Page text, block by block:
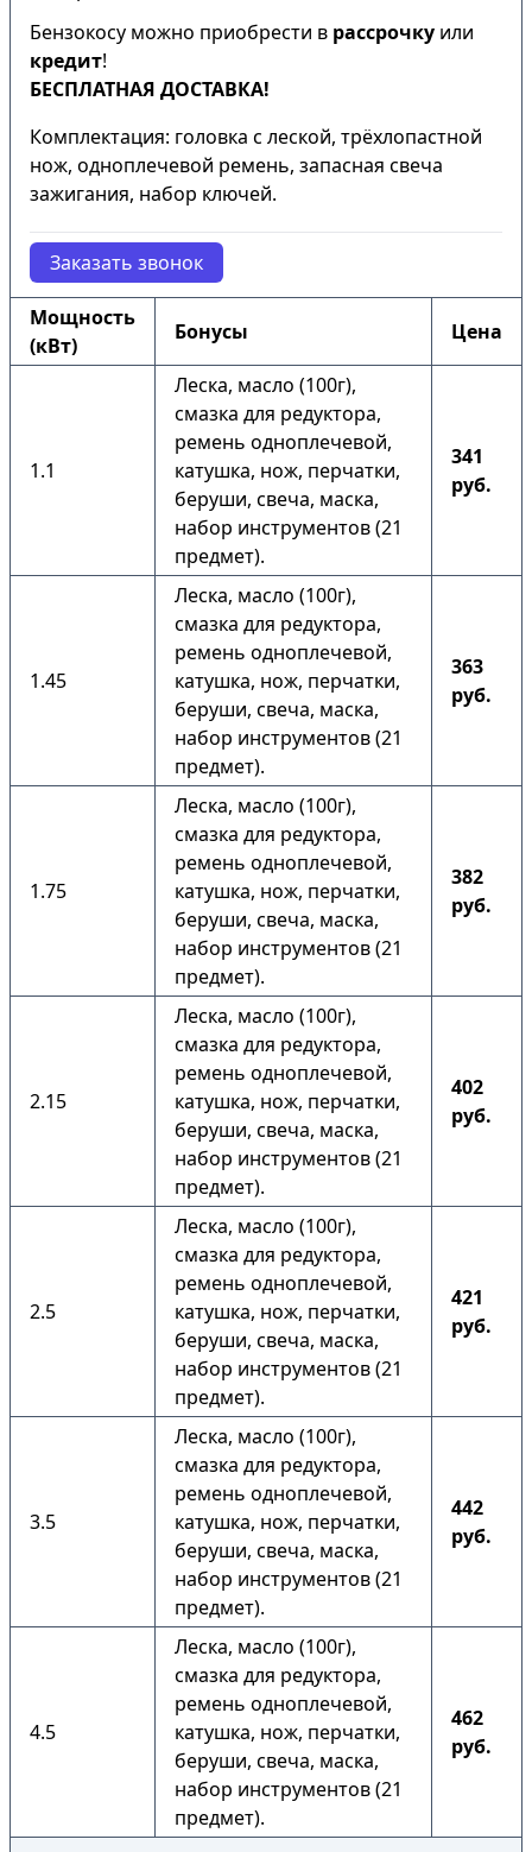
Бензокосу можно приобрести в рассрочку или
кредит!
БЕСПЛАТНАЯ ДОСТАВКА!
Комплектация: головка с леской, трёхлопастной
нож, одноплечевой ремень, запасная свеча
зажигания, набор ключей.
Заказать звонок
Мощность
(кВт)
Бонусы Цена
1.1
Леска, масло (100г),
смазка для редуктора,
ремень одноплечевой,
катушка, нож, перчатки,
беруши, свеча, маска,
набор инструментов (21
предмет).
341
руб.
1.45
Леска, масло (100г),
смазка для редуктора,
ремень одноплечевой,
катушка, нож, перчатки,
беруши, свеча, маска,
набор инструментов (21
предмет).
363
руб.
1.75
Леска, масло (100г),
смазка для редуктора,
ремень одноплечевой,
катушка, нож, перчатки,
беруши, свеча, маска,
набор инструментов (21
предмет).
382
руб.
2.15
Леска, масло (100г),
смазка для редуктора,
ремень одноплечевой,
катушка, нож, перчатки,
беруши, свеча, маска,
набор инструментов (21
предмет).
402
руб.
2.5
Леска, масло (100г),
смазка для редуктора,
ремень одноплечевой,
катушка, нож, перчатки,
беруши, свеча, маска,
набор инструментов (21
предмет).
421
руб.
3.5
Леска, масло (100г),
смазка для редуктора,
ремень одноплечевой,
катушка, нож, перчатки,
беруши, свеча, маска,
набор инструментов (21
предмет).
442
руб.
4.5
Леска, масло (100г),
смазка для редуктора,
ремень одноплечевой,
катушка, нож, перчатки,
беруши, свеча, маска,
набор инструментов (21
предмет).
462
руб.